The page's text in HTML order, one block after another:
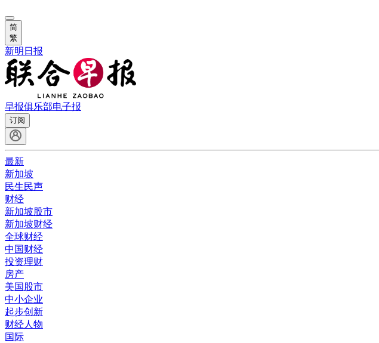
简
繁
新明日报
早报俱乐部电子报
订阅
最新
新加坡
民生民声
财经
新加坡股市
新加坡财经
全球财经
中国财经
投资理财
房产
美国股市
中小企业
起步创新
财经人物
国际